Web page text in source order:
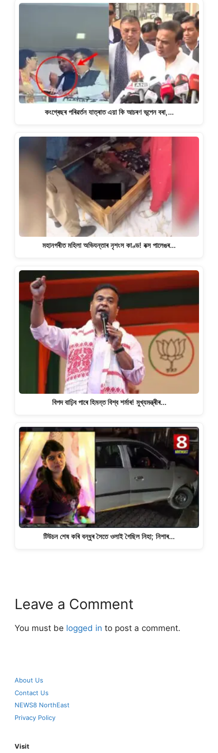
কংগ্ৰেছৰ পৰিৱৰ্তন যাত্ৰাত এয়া কি আচৰণ ভূপেন বৰা,…
মহানগৰীত মহিলা অভিযন্তাৰ নৃশংস কাণ্ড! বক্স পালেঙৰ…
বিপদ বাঢ়িব পাৰে হিমন্ত বিশ্ব শৰ্মাৰ! মুখ্যমন্ত্ৰীৰ…
টিউচন শেষ কৰি বন্ধুৰ সৈতে ওলাই গৈছিল নিহা; নিশাৰ…
Leave a Comment
You must be logged in to post a comment.
About Us
Contact Us
NEWS8 NorthEast
Privacy Policy
Visit